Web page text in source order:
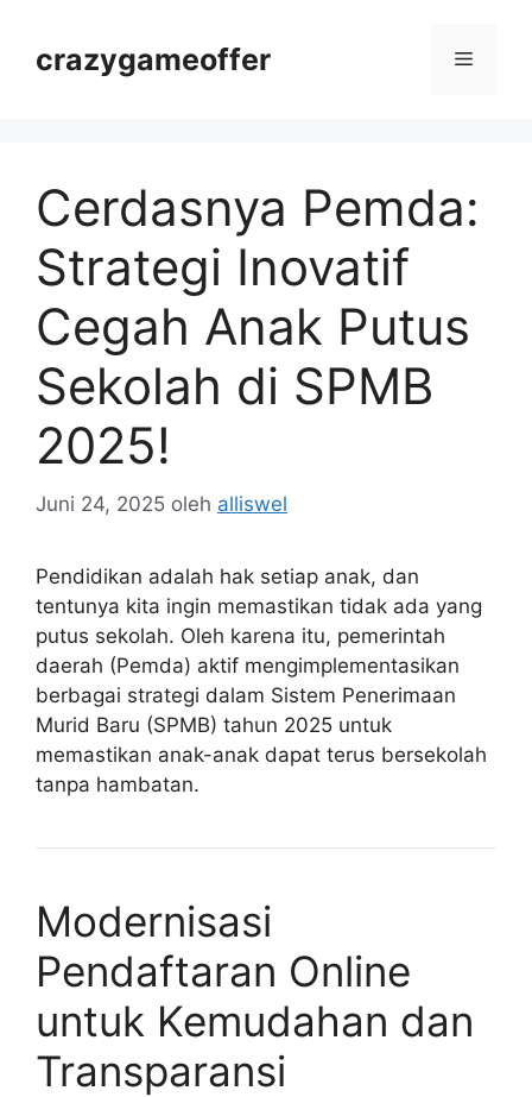
crazygameoffer Menu
Cerdasnya Pemda:
Strategi Inovatif
Cegah Anak Putus
Sekolah di SPMB
2025!
Juni 24, 2025 oleh alliswel
Pendidikan adalah hak setiap anak, dan
tentunya kita ingin memastikan tidak ada yang
putus sekolah. Oleh karena itu, pemerintah
daerah (Pemda) aktif mengimplementasikan
berbagai strategi dalam Sistem Penerimaan
Murid Baru (SPMB) tahun 2025 untuk
memastikan anak-anak dapat terus bersekolah
tanpa hambatan.
Modernisasi
Pendaftaran Online
untuk Kemudahan dan
Transparansi